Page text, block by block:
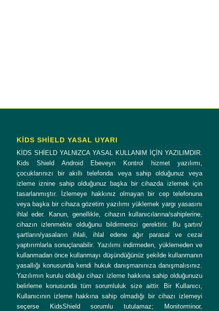
KİDS SHİELD YASAL UYARI
KİDS SHİELD YALNIZCA YASAL KULLANIM İÇİN YAZILIMDIR.
Kids Shield Android Ebeveyn Kontrol hizmet yazılımı,
çocuklarınızı bir akıllı telefonda veya sahip olduğunuz veya
izleme iznine sahip olduğunuz başka bir cihazda izlemek için
tasarlanmıştır. İzlemeye hakkınız olmayan bir cep telefonuna
veya başka bir cihaza gözetim yazılımı yüklemek yargı yasasını
ihlal eder. Kanun, genellikle, cihazın kullanıcılarına/sahiplerine,
cihazın izlenmekte olduğunu bildirmenizi gerektirir. Bu şartın/
şartların/yasaların ihlali, ihlal edene ağır parasal ve cezai
yaptırımlarla sonuçlanabilir. Yazılımı indirmeden, yüklemeden ve
kullanmadan önce kullanmayı düşündüğünüz şekilde kullanmanın
yasallığı konusunda kendi hukuk danışmanınıza danışmalısınız.
Yazılımın kurulu olduğu cihazı izleme hakkına sahip olduğunuzu
belirleme konusunda tüm sorumluluk size aittir. Bir Kullanıcı,
Kullanıcının izleme hakkına sahip olmadığı bir cihazı izlemeyi
seçerse KidsShield sorumlu tutulamaz; Monitorminor,